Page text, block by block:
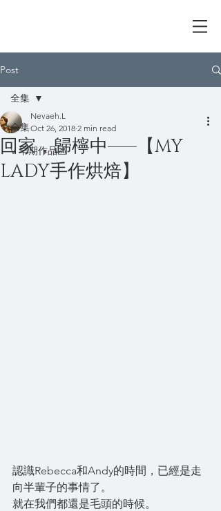
Post
全集
V 早期作品區
全集
回家，歸檸中——【MY
LADY手作烘焙】
Nevaeh.L
Oct 26, 2018 2 min read
認識Rebecca和Andy的時間，已經是走
向半輩子的事情了。
就在我們都還是毛頭的時候。